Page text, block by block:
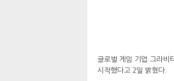
글로벌 게임 기업 그라비
시작했다고 2일 밝혔다.